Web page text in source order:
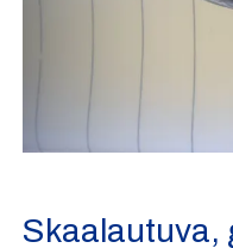
Skaalautuva,